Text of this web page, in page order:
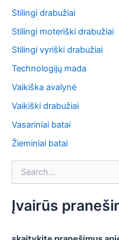
Stilingi drabužiai
Stilingi moteriški drabužiai
Stilingi vyriški drabužiai
Technologijų mada
Vaikiška avalynė
Vaikiški drabužiai
Vasariniai batai
Žieminiai batai
r
c
f
Įvairūs